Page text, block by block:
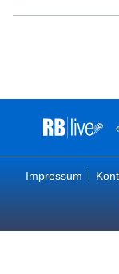
Impressum